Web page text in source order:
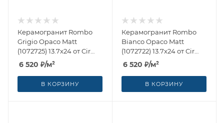
Керамогранит Rombo
Grigio Opaco Matt
(1072725) 13.7x24 от Cir
Ceramiche (Италия)
6 520 ₽/м²
В КОРЗИНУ
Керамогранит Rombo
Bianco Opaco Matt
(1072722) 13.7x24 от Cir
Ceramiche (Италия)
6 520 ₽/м²
В КОРЗИНУ